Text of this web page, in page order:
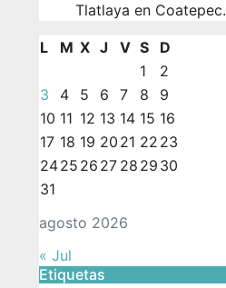
Tlatlaya en Coatepec.
agosto 2026
L M X J V S
D
1
2
3
4 5 6 7 8
9
10 11 12 13 14 15 16
17 18 19 20 21 22 23
2425 26 27 28 29 30
31
« Jul
Etiquetas